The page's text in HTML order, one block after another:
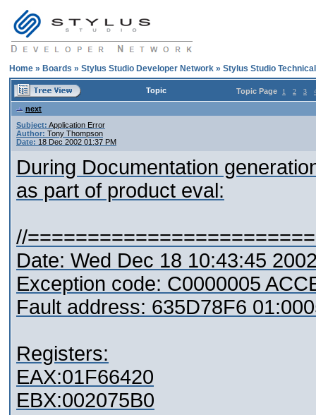
Home » Boards » Stylus Studio Developer Network » Stylus Studio
Topic Topic Page 1 2 3
next
Subject: Application Error
Author: Tony Thompson
Date: 18 Dec 2002 01:37 PM
During Documentation
as part of product eval:
//
Date: Wed Dec 18 10:43:45
Exception code: C0000005
Fault address: 635D78F6
Registers:
EAX:01F66420
EBX:002075B0